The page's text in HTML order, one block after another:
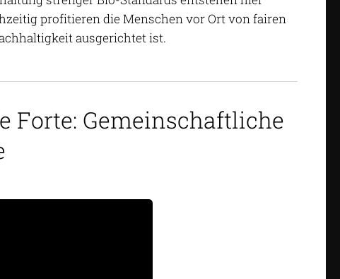
profitieren die Menschen vor Ort von fairen
ausgerichtet ist.
Forte: Gemeinschaftliche